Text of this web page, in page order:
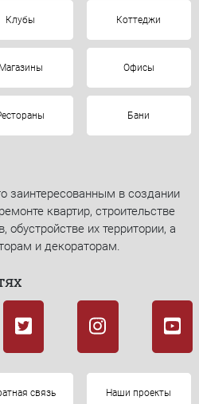
Клубы Коттеджи
Магазины Офисы
Бани
заинтересованным в создании
квартир, строительстве
обустройстве их территории, а
и декораторам.
связь Наши проекты